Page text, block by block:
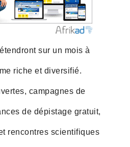
sur un mois à
riche et diversifié.
campagnes de
de dépistage gratuit,
rencontres scientifiques